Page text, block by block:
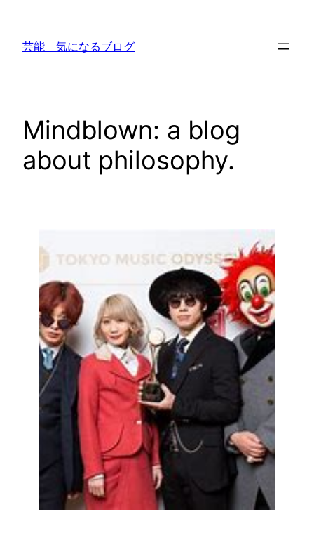
芸能 気になるブログ
Mindblown: a blog
about philosophy.